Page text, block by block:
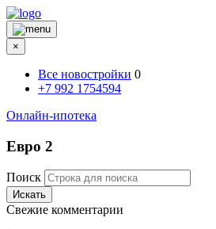
×
Все новостройки 0
+7 992 1754594
Онлайн-ипотека
Евро 2
Поиск
Искать
Свежие комментарии